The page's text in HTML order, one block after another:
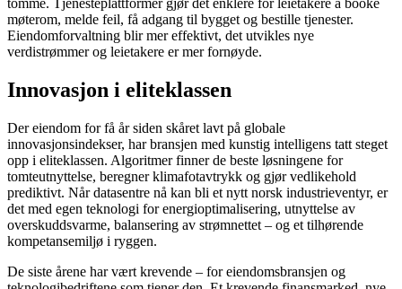
tomme. Tjenesteplattformer gjør det enklere for leietakere å booke
møterom, melde feil, få adgang til bygget og bestille tjenester.
Eiendomforvaltning blir mer effektivt, det utvikles nye
verdistrømmer og leietakere er mer fornøyde.
Innovasjon i eliteklassen
Der eiendom for få år siden skåret lavt på globale
innovasjonsindekser, har bransjen med kunstig intelligens tatt steget
opp i eliteklassen. Algoritmer finner de beste løsningene for
tomteutnyttelse, beregner klimafotavtrykk og gjør vedlikehold
prediktivt. Når datasentre nå kan bli et nytt norsk industrieventyr, er
det med egen teknologi for energioptimalisering, utnyttelse av
overskuddsvarme, balansering av strømnettet – og et tilhørende
kompetansemiljø i ryggen.
De siste årene har vært krevende – for eiendomsbransjen og